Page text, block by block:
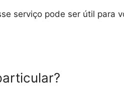
serviço pode ser útil para